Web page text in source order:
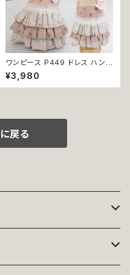
ワンピース P449 ドレス ハンド
メイド コットン うさぎ ラビット
花 小花 ピンク ドックウェア 犬
用 服 犬服 猫服 犬の服 猫の服
犬 おしゃれ かわいい 可愛い 返
¥3,980
戻る